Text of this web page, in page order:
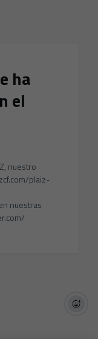
ha
el
nuestro
plaiz-
nuestras